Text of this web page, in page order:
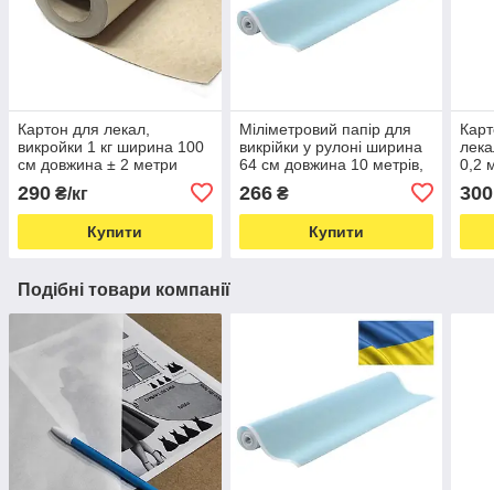
Картон для лекал,
викройки 1 кг ширина 100
см довжина ± 2 метри
290 ₴/кг
Купити
Міліметровий папір для
викрійки у рулоні ширина
64 см довжина 10 метрів,
блакитного кольору (5463)
266₴
Купити
0,2
300
Подібні товари компанії